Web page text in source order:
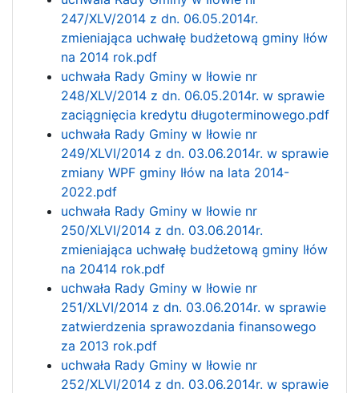
247/XLV/2014 z dn. 06.05.2014r.
zmieniająca uchwałę budżetową gminy Iłów
na 2014 rok.pdf
uchwała Rady Gminy w Iłowie nr
248/XLV/2014 z dn. 06.05.2014r. w sprawie
zaciągnięcia kredytu długoterminowego.pdf
uchwała Rady Gminy w Iłowie nr
249/XLVI/2014 z dn. 03.06.2014r. w sprawie
zmiany WPF gminy Iłów na lata 2014-
2022.pdf
uchwała Rady Gminy w Iłowie nr
250/XLVI/2014 z dn. 03.06.2014r.
zmieniająca uchwałę budżetową gminy Iłów
na 20414 rok.pdf
uchwała Rady Gminy w Iłowie nr
251/XLVI/2014 z dn. 03.06.2014r. w sprawie
zatwierdzenia sprawozdania finansowego
za 2013 rok.pdf
uchwała Rady Gminy w Iłowie nr
252/XLVI/2014 z dn. 03.06.2014r. w sprawie